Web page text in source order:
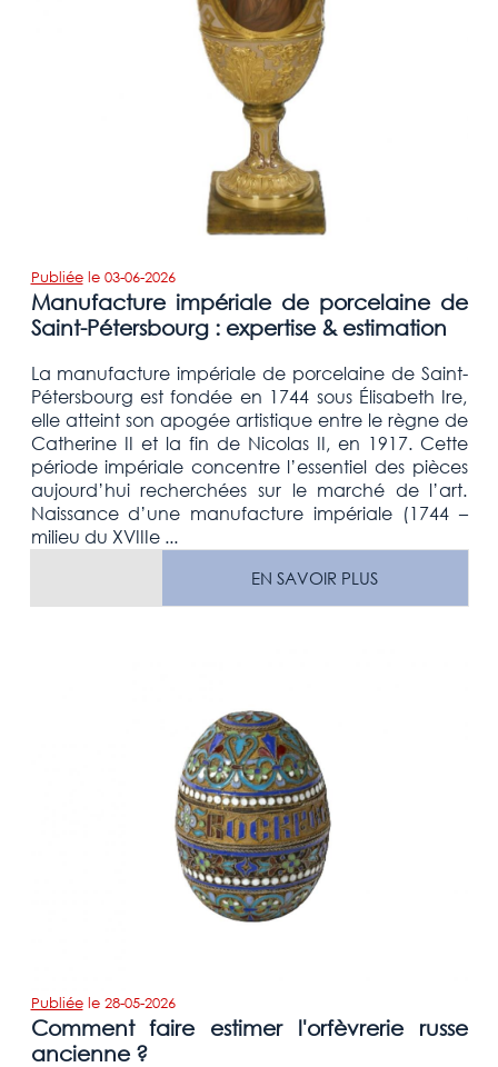
Publiéele 03-06-2026
Manufacture impériale de porcelaine de
Saint-Pétersbourg : expertise & estimation
La manufacture impériale de porcelaine de Saint-
Pétersbourg est fondée en 1744 sous Élisabeth Ire,
elle atteint son apogée artistique entre le règne de
Catherine II et la fin de Nicolas II, en 1917. Cette
période impériale concentre l’essentiel des pièces
aujourd’hui recherchées sur le marché de l’art.
Naissance d’une manufacture impériale (1744 –
milieu du XVIIIe ...
EN SAVOIR PLUS
Publiéele 28-05-2026
Comment faire estimer l'orfèvrerie russe
ancienne ?